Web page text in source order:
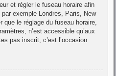
et régler le fuseau horaire afin
exemple Londres, Paris, New
le réglage du fuseau horaire,
n’est accessible qu’aux
pas inscrit, c’est l’occasion